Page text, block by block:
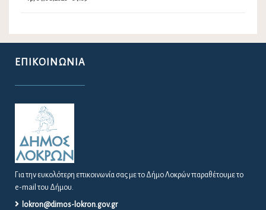
ΕΠΙΚΟΙΝΩΝΊΑ
Για την ευκολότερη επικοινωνία σας με το Δήμο Λοκρών παραθέτουμε το
e-mail του Δήμου.
lokron@dimos-lokron.gov.gr